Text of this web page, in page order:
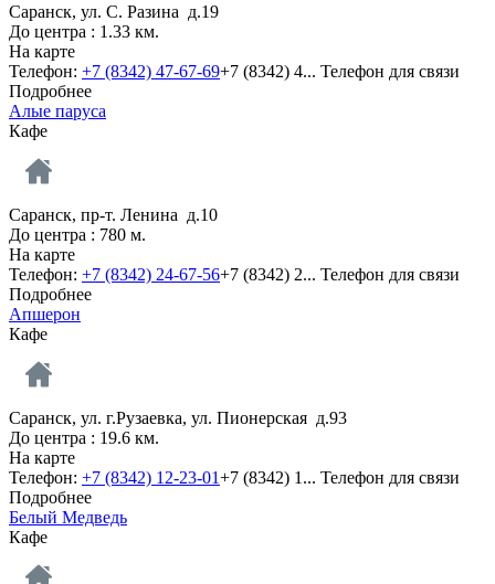
Саранск, ул. С. Разина д.19
До центра : 1.33 км.
На карте
Телефон: +7 (8342) 47-67-69+7 (8342) 4... Телефон для связи
Подробнее
Алые паруса
Кафе
Саранск, пр-т. Ленина д.10
До центра : 780 м.
На карте
Телефон: +7 (8342) 24-67-56+7 (8342) 2... Телефон для связи
Подробнее
Апшерон
Кафе
Саранск, ул. г.Рузаевка, ул. Пионерская д.93
До центра : 19.6 км.
На карте
Телефон: +7 (8342) 12-23-01+7 (8342) 1... Телефон для связи
Подробнее
Белый Медведь
Кафе